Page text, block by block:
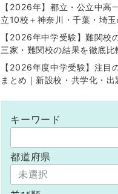
【2026年】都立・公立中高
立10校＋神奈川・千葉・埼
【2026年中学受験】難関校
三家・難関校の結果を徹底比
【2026年度中学受験】注目
まとめ｜新設校・共学化・
キーワード
都道府県